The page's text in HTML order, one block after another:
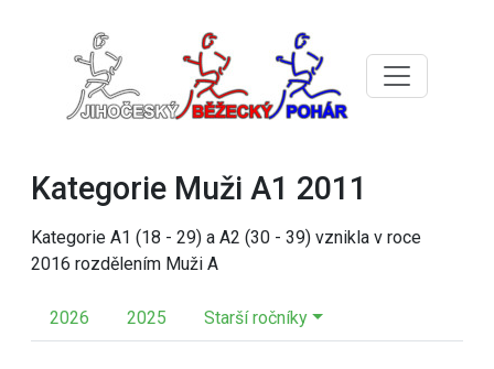
Kategorie Muži A1 2011
Kategorie A1 (18 - 29) a A2 (30 - 39) vznikla v roce
2016 rozdělením Muži A
2026 2025 Starší ročníky